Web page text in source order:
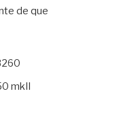
de que
mkII